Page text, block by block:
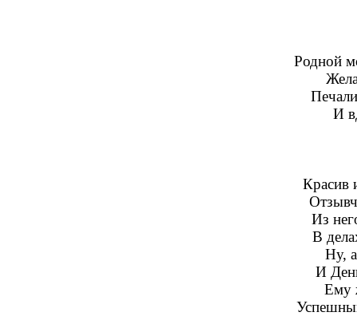
Родной
И
Красив
Из
В
Ну,
И
Ему